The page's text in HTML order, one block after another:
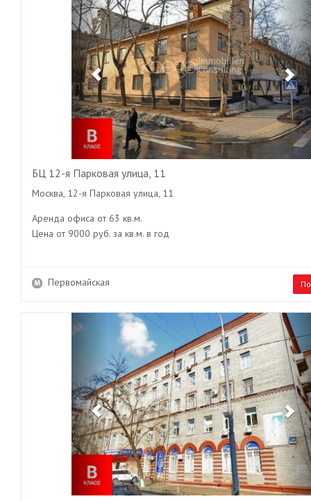
БЦ 12-я Парковая улица, 11
Москва, 12-я Парковая улица, 11
Аренда офиса от 63 кв.м.
Цена от 9000 руб. за кв.м. в год
Первомайская
Previous